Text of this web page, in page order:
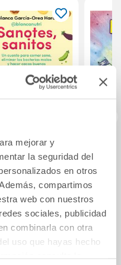
mejorar y
la seguridad del
en otros
compartimos
web con nuestros
sociales, publicidad
combinarla con otra
uso que hayas hecho
sanitos
16,95€
Comprar